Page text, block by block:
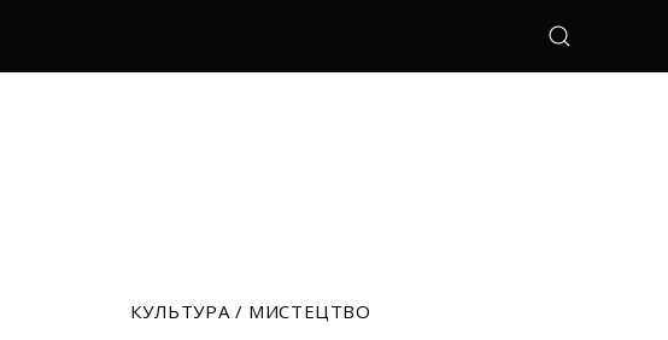
КУЛЬТУРА/ МИСТЕЦТВО